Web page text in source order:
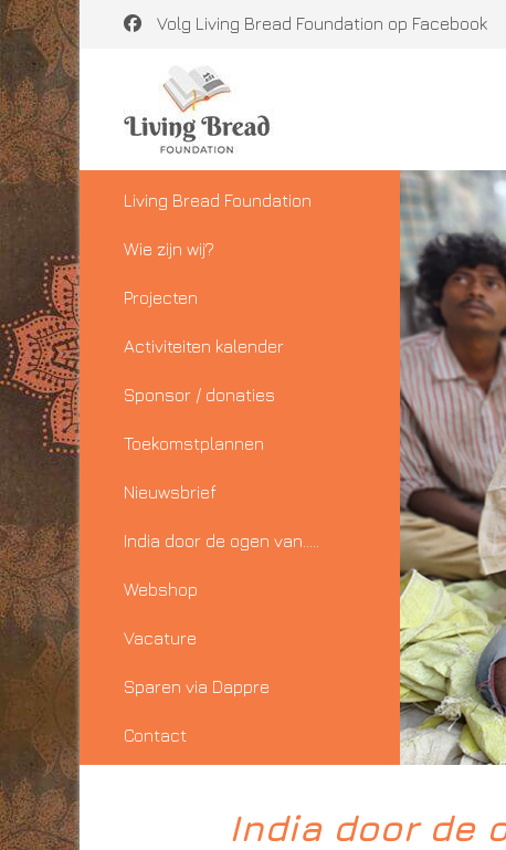
Volg Living Bread Foundation op Facebook
Living Bread Foundation
Wie zijn wij?
Projecten
Activiteiten kalender
Sponsor / donaties
Toekomstplannen
Nieuwsbrief
India door de ogen van…..
Webshop
Vacature
Sparen via Dappre
Contact
India door de